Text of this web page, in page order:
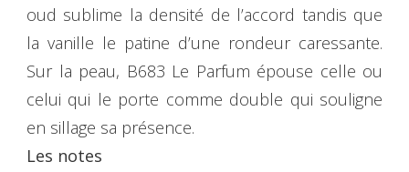
oud sublime la densité de l’accord tandis que
la vanille le patine d’une rondeur caressante.
Sur la peau, B683 Le Parfum épouse celle ou
celui qui le porte comme double qui souligne
en sillage sa présence.
Les notes